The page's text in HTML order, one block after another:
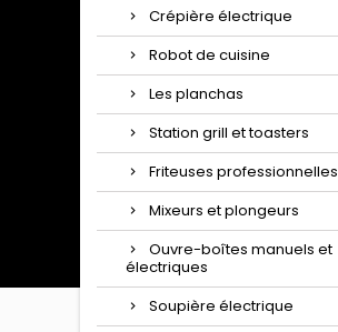
Crépière électrique
Robot de cuisine
Les planchas
Station grill et toasters
Friteuses professionnelles
Mixeurs et plongeurs
Ouvre-boîtes manuels et
électriques
Soupière électrique